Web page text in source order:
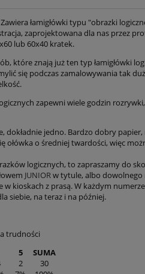
łamigłówki typu "obrazki
zaprojektowana dla nas przez
lub 60x40 kratek.
które znają już ten typ łamigłówki
się podczas zamalowywania tak
zapewni wiele godzin
dokładnie jedno. Bardzo dobry
ołówka o średniej twardości, więc
logicznych, to zapraszamy do
JUNIORw tytule, albo dowolnego
kioskach z prasą. W każdym
siebie, na teraz i na później.
trudności
5
SUMA
2
30